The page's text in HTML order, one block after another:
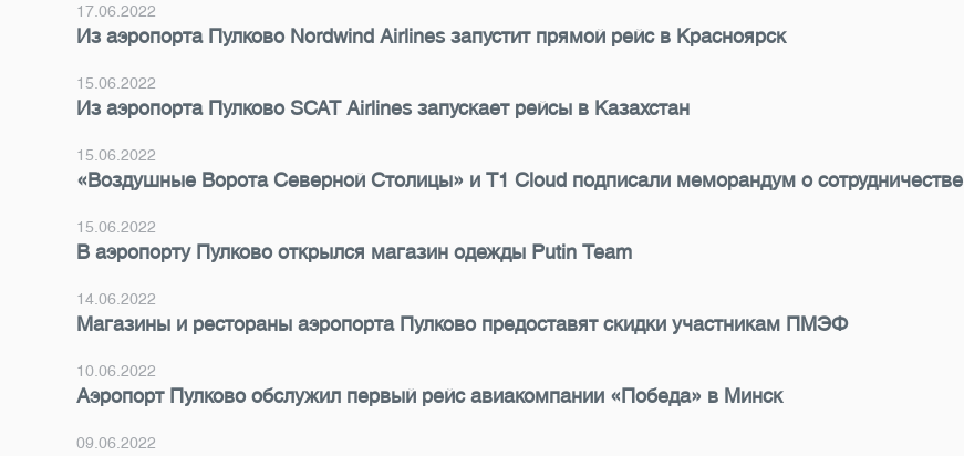
17.06.2022
Из аэропорта Пулково Nordwind Airlines запустит прямой рейс в Красноярск
15.06.2022
Из аэропорта Пулково SCAT Airlines запускает рейсы в Казахстан
15.06.2022
«Воздушные Ворота Северной Столицы» и T1 Cloud подписали меморандум о сотрудничестве
15.06.2022
В аэропорту Пулково открылся магазин одежды Putin Team
14.06.2022
Магазины и рестораны аэропорта Пулково предоставят скидки участникам ПМЭФ
10.06.2022
Аэропорт Пулково обслужил первый рейс авиакомпании «Победа» в Минск
09.06.2022